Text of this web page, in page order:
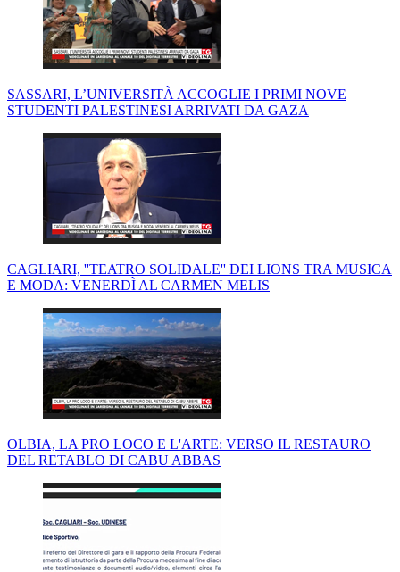
SASSARI, L’UNIVERSITÀ ACCOGLIE I PRIMI NOVE
STUDENTI PALESTINESI ARRIVATI DA GAZA
CAGLIARI, ''TEATRO SOLIDALE'' DEI LIONS TRA MUSICA
E MODA: VENERDÌ AL CARMEN MELIS
OLBIA, LA PRO LOCO E L'ARTE: VERSO IL RESTAURO
DEL RETABLO DI CABU ABBAS